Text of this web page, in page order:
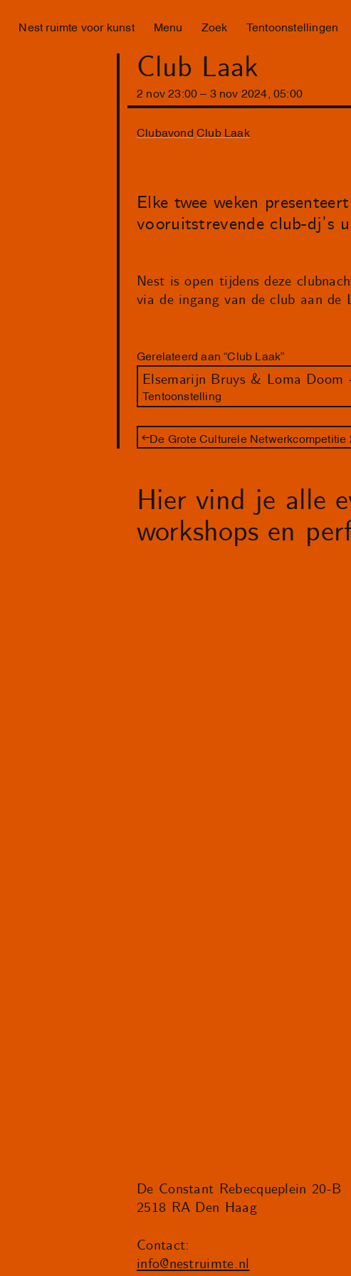
Nest ruimte voor kunst Menu Zoek Tentoonstellingen
Club Laak
2 nov 23 :00 3 nov 2024 ,05 : 00
Clubavond Club Laak
Elke twee weken
vooruitstrevende club-dj’s
Nest is open tijdens deze
via de ingang van de club aan de
Gerelateerd aan “Club Laak”
Elsemarijn Bruys & Loma Doom
Tentoonstelling
De Grote Culturele Netwerkcompetitie
Hier vind je alle
workshops en
De Constant Rebecqueplein 20-B
2518 RA Den Haag
Contact:
info@nestruimte.nl